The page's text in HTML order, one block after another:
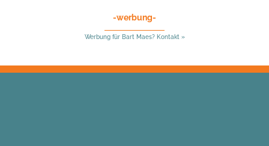
-werbung-
Werbung für Bart Maes? Kontakt »